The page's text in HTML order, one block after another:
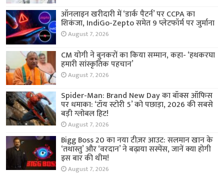
ऑनलाइन खरीदारी में ‘डार्क पैटर्न’ पर CCPA का
शिकंजा, IndiGo-Zepto समेत 9 प्लेटफॉर्म पर जुर्माना
August 7, 2026
CM योगी ने बुनकरों का किया सम्मान, कहा- ‘हथकरघा
हमारी सांस्कृतिक पहचान’
August 7, 2026
Spider-Man: Brand New Day का बॉक्स ऑफिस
पर धमाका: ‘टॉय स्टोरी 5’ को पछाड़ा, 2026 की सबसे
बड़ी ग्लोबल हिट!
August 7, 2026
Bigg Boss 20 का नया टीज़र आउट: सलमान खान के
‘तथास्तु’ और ‘वरदान’ ने बढ़ाया सस्पेंस, जानें क्या होगी
इस बार की थीम!
August 7, 2026